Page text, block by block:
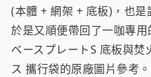
(本體 + 網架 + 底板)，也是
於是又順便帶回了一咖專
ベースプレートS 底板與
ス 攜行袋的原廠圖片參考